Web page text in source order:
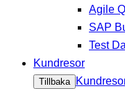
Agile
SAP
Test
Kundresor
Tillbaka